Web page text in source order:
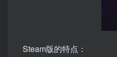
Steam版的特点：